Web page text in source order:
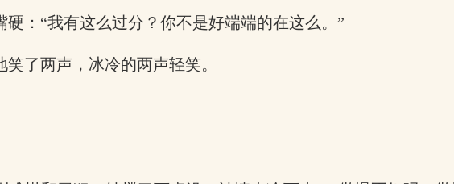
：“我有这么过分？你不是好端端的在这么。”
了两声，冰冷的两声轻笑。